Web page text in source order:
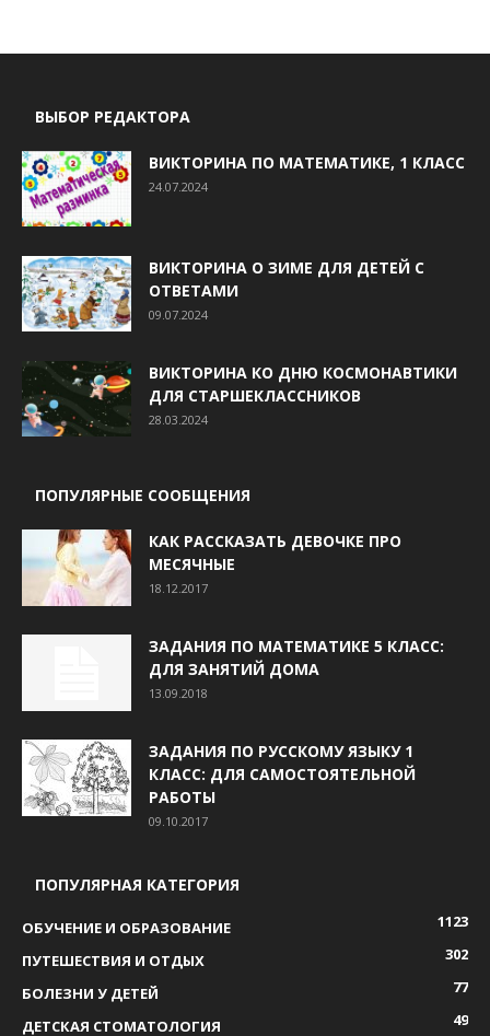
ВЫБОР РЕДАКТОРА
ВИКТОРИНА ПО МАТЕМАТИКЕ, 1 КЛАСС
24.07.2024
ВИКТОРИНА О ЗИМЕ ДЛЯ ДЕТЕЙ С
ОТВЕТАМИ
09.07.2024
ВИКТОРИНА КО ДНЮ КОСМОНАВТИКИ
ДЛЯ СТАРШЕКЛАССНИКОВ
28.03.2024
ПОПУЛЯРНЫЕ СООБЩЕНИЯ
КАК РАССКАЗАТЬ ДЕВОЧКЕ ПРО
МЕСЯЧНЫЕ
18.12.2017
ЗАДАНИЯ ПО МАТЕМАТИКЕ 5 КЛАСС:
ДЛЯ ЗАНЯТИЙ ДОМА
13.09.2018
ЗАДАНИЯ ПО РУССКОМУ ЯЗЫКУ 1
КЛАСС: ДЛЯ САМОСТОЯТЕЛЬНОЙ
РАБОТЫ
09.10.2017
ПОПУЛЯРНАЯ КАТЕГОРИЯ
ОБУЧЕНИЕ И ОБРАЗОВАНИЕ
1123
ПУТЕШЕСТВИЯ И ОТДЫХ
302
БОЛЕЗНИ У ДЕТЕЙ
77
ДЕТСКАЯ СТОМАТОЛОГИЯ
49